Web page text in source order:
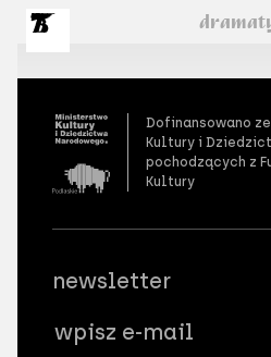
Dofinansowano
Kultury i
pochodzących z
Kultury
newsletter